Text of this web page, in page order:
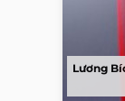
Lương